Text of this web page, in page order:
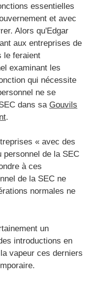
essentielles
et avec
Alors qu'Edgar
aux entreprises de
le feraient
examinant les
qui nécessite
ne se
dans sa Gouvils
.
« avec des
personnel de la SEC
à ces
de la SEC ne
normales ne
un
introductions en
vapeur ces derniers